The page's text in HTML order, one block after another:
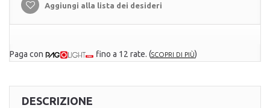
Aggiungi alla lista dei desideri
Paga con fino a 12 rate. (SCOPRI DI PIÙ)
DESCRIZIONE